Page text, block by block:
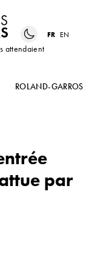
attendaient
FR EN
ROLAND-GARROS
par